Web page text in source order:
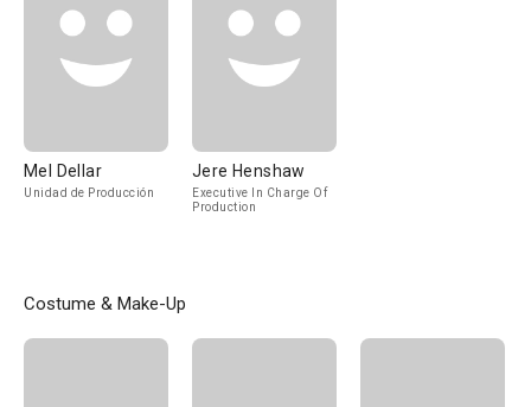
Mel Dellar
Unidad de Producción
Jere Henshaw
Executive In Charge Of
Production
Costume & Make-Up